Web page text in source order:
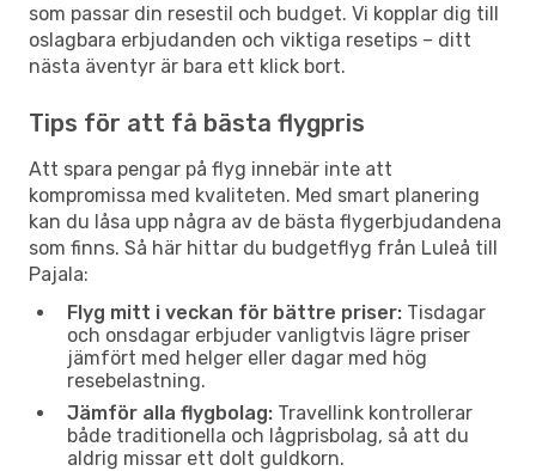
som passar din resestil och budget. Vi kopplar dig till
oslagbara erbjudanden och viktiga resetips – ditt
nästa äventyr är bara ett klick bort.
Tips för att få bästa flygpris
Att spara pengar på flyg innebär inte att
kompromissa med kvaliteten. Med smart planering
kan du låsa upp några av de bästa flygerbjudandena
som finns. Så här hittar du budgetflyg från Luleå till
Pajala:
Flyg mitt i veckan för bättre priser: Tisdagar
och onsdagar erbjuder vanligtvis lägre priser
jämfört med helger eller dagar med hög
resebelastning.
Jämför alla flygbolag: Travellink kontrollerar
både traditionella och lågprisbolag, så att du
aldrig missar ett dolt guldkorn.